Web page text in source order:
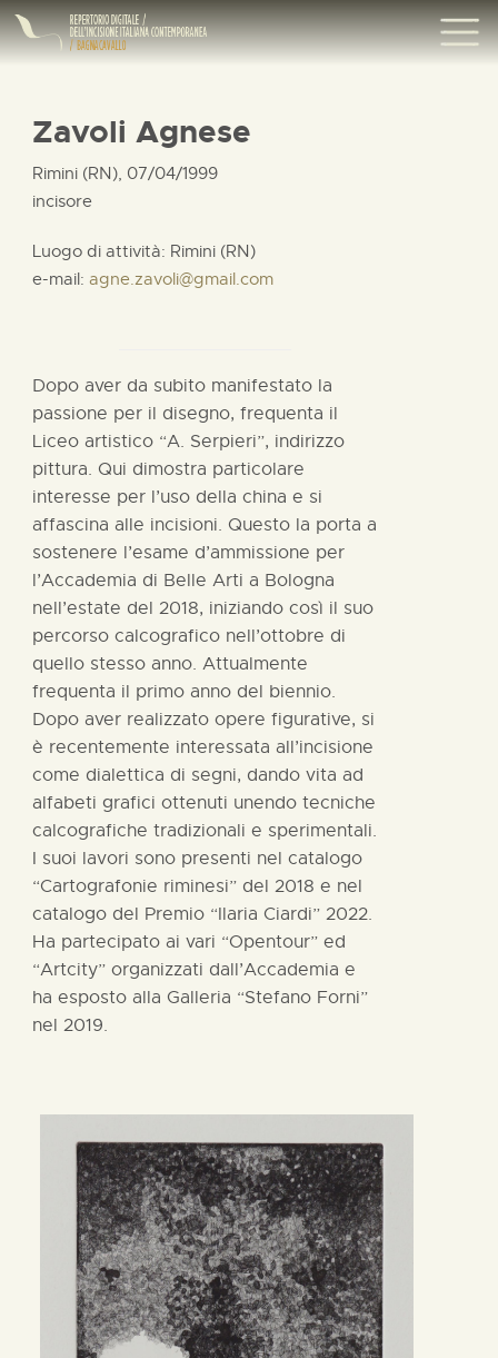
Zavoli Agnese
Rimini (RN), 07/04/1999
incisore
Luogo di attività: Rimini (RN)
e-mail: agne.zavoli@gmail.com
Dopo aver da subito manifestato la
passione per il disegno, frequenta il
Liceo artistico “A. Serpieri”, indirizzo
pittura. Qui dimostra particolare
interesse per l’uso della china e si
affascina alle incisioni. Questo la porta a
sostenere l’esame d’ammissione per
l’Accademia di Belle Arti a Bologna
nell’estate del 2018, iniziando così il suo
percorso calcografico nell’ottobre di
quello stesso anno. Attualmente
frequenta il primo anno del biennio.
Dopo aver realizzato opere figurative, si
è recentemente interessata all’incisione
come dialettica di segni, dando vita ad
alfabeti grafici ottenuti unendo tecniche
calcografiche tradizionali e sperimentali.
I suoi lavori sono presenti nel catalogo
“Cartografonie riminesi” del 2018 e nel
catalogo del Premio “Ilaria Ciardi” 2022.
Ha partecipato ai vari “Opentour” ed
“Artcity” organizzati dall’Accademia e
ha esposto alla Galleria “Stefano Forni”
nel 2019.